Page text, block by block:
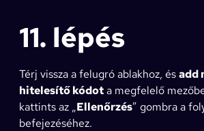
11. lépés
Térj vissza a felugró ablakhoz, ésadd
hitelesítő kódota megfelelő
kattints az „Ellenőrzés” gombra a
befejezéséhez.